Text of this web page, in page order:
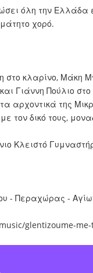
όλη την Ελλάδα
χορό.
κλαρίνο, Μάκη
Γιάννη Πούλιο
αρχοντικά της
δικό τους,
Κλειστό
- Περαχώρας -
glentizoume-